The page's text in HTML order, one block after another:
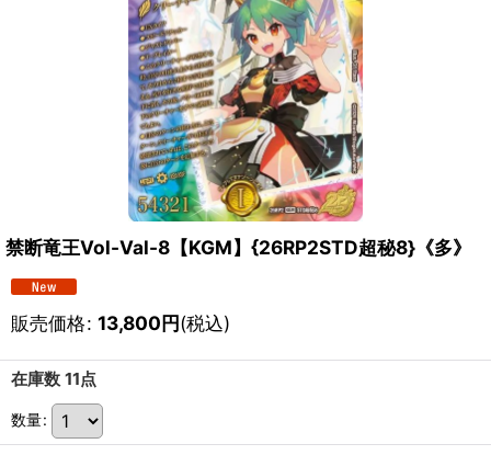
禁断竜王Vol-Val-8【KGM】{26RP2STD超秘8}《多》
販売価格: 13,800円(税込)
在庫数 11点
数量: